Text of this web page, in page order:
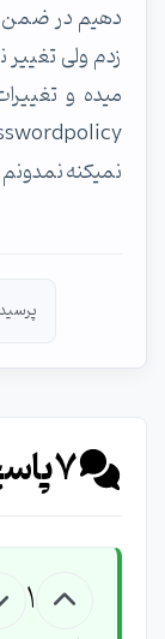
نمیکنه نمدونم
پرسیده
7
1